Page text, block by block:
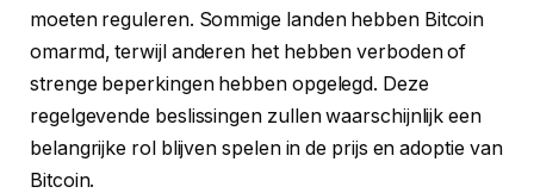
moeten reguleren. Sommige landen hebben Bitcoin
omarmd, terwijl anderen het hebben verboden of
strenge beperkingen hebben opgelegd. Deze
regelgevende beslissingen zullen waarschijnlijk een
belangrijke rol blijven spelen in de prijs en adoptie van
Bitcoin.